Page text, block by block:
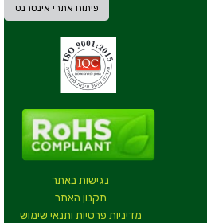
פיתוח אתרי אינטרנט
נגישות באתר
תקנון האתר
מדיניות פרטיות ותנאי שימוש